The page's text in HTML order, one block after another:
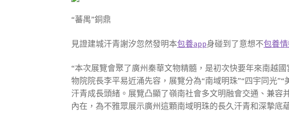
“蕃禺”銅鼎
見證建城汗青謝汐忽然發明本包養app身碰到了意想不包養
“本次展覽會聚了廣州秦華文物精髓，是初次快要年來南越
物院院長李平易近涌先容，展覽分為“南域明珠”“四宇同光
汗青成長頭緒。展覽凸顯了嶺南社會多文明融會交通、兼
內在，為不雅眾展示廣州這顆南域明珠的長久汗青和深摯底